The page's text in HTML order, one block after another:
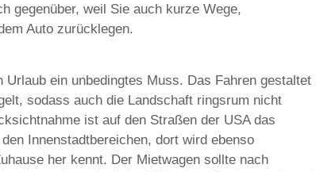
gegenüber, weil Sie auch kurze Wege,
Auto zurücklegen.
ein unbedingtes Muss. Das Fahren gestaltet
sodass auch die Landschaft ringsrum nicht
ist auf den Straßen der USA das
Innenstadtbereichen, dort wird ebenso
her kennt. Der Mietwagen sollte nach